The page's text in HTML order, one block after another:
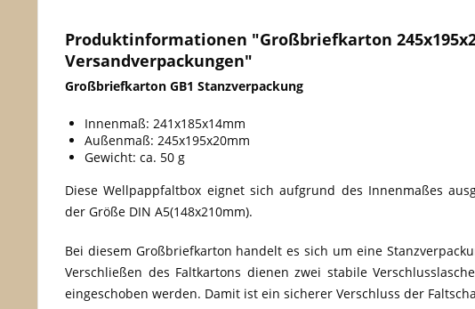
Produktinformationen "Großbriefkarton
Versandverpackungen"
Großbriefkarton GB1 Stanzverpackung
Innenmaß: 241x185x14mm
Außenmaß: 245x195x20mm
Gewicht: ca. 50 g
Diese Wellpappfaltbox eignet sich aufgrund des Innenmaßes
der Größe DIN A5(148x210mm).
Bei diesem Großbriefkarton handelt es sich um eine
Verschließen des Faltkartons dienen zwei stabile
eingeschoben werden. Damit ist ein sicherer Verschluss der